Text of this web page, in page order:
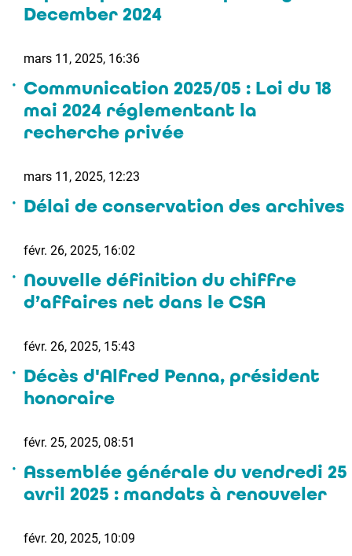
December 2024
mars 11, 2025, 16:36
Communication 2025/05 : Loi du 18
mai 2024 réglementant la
recherche privée
mars 11, 2025, 12:23
Délai de conservation des archives
févr. 26, 2025, 16:02
Nouvelle définition du chiffre
d’affaires net dans le CSA
févr. 26, 2025, 15:43
Décès d'Alfred Penna, président
honoraire
févr. 25, 2025, 08:51
Assemblée générale du vendredi 25
avril 2025 : mandats à renouveler
févr. 20, 2025, 10:09